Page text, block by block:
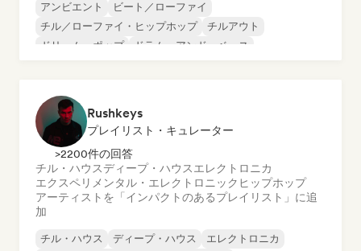
アンビエント
ビート／ローファイ
チル／ローファイ・ヒップホップ
チルアウト
ドリーム・ポップ
ドラム・アンド・ベース
Rushkeys
プレイリスト・キュレーター
>2200件の回答
チル・ハウスディープ・ハウスエレクトロニカ
エクスペリメンタル・エレクトロニック ヒップホップ
アーティストを「インパクトのあるプレイリスト」に追
加
チル・ハウス ディープ・ハウス
エレクトロニカ